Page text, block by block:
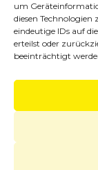
um
diesen
eindeutige IDs auf
erteilst oder
beeinträchtigt